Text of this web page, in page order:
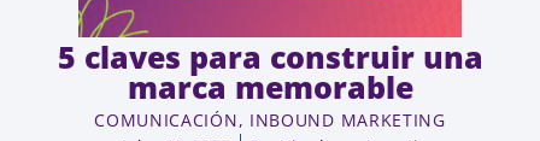
5 claves para construir una
marca memorable
COMUNICACIÓN, INBOUND MARKETING